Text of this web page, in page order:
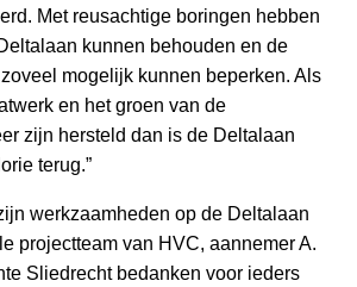
Met reusachtige boringen hebben
kunnen behouden en de
mogelijk kunnen beperken. Als
en het groen van de
zijn hersteld dan is de Deltalaan
terug.”
werkzaamheden op de Deltalaan
projectteam van HVC, aannemer A.
Sliedrecht bedanken voor ieders